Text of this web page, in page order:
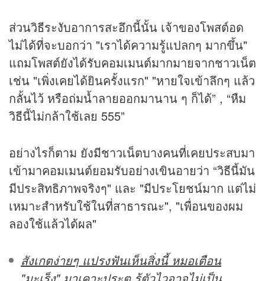
ส่วนวิธีระงับอาการสะอึกนี้นั้น เจ้าของโพสต์อด
ไม่ได้ที่จะบอกว่า "เราได้ความรู้แปลกๆ มากขึ้น"
แถมโพสต์ยังได้รับคอมเมนต์มากมายจากชาวเน็ต
เช่น "เพิ่งเคยได้ยินครั้งแรก" "หายใจเข้าลึกๆ แล้ว
กลั้นไว้ หรือถ่มน้ำลายออกมานาน ๆ ก็ได้” , “หืม
วิธีนี้ไม่กล้าใช้เลย 555”
อย่างไรก็ตาม ยังมีชาวเน็ตบางคนที่เคยประสบมา
เข้ามาคอมเมนต์ยอมรับอย่างเขินอายว่า “วิธีนี้มัน
มีประสิทธิภาพจริงๆ" และ "มีประโยชน์มาก แต่ไม่
เหมาะสำหรับใช้ในที่สาธารณะ", "เพื่อนของผม
ลองใช้แล้วได้ผล"
สังเกตง่ายๆ แปรงฟันเห็นสิ่งนี้ หมอเตือน